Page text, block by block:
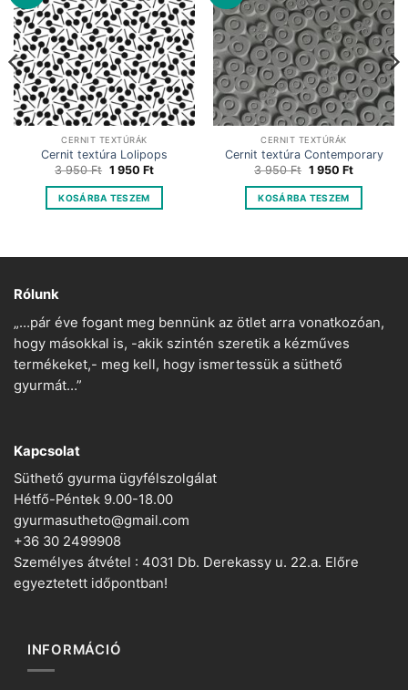
CERNIT TEXTÚRÁK
Cernit textúra Lolipops
3 950Ft Original
was:
3
950 Ft.
1 950 FtCurrent
is:
950 Ft.
KOSÁRBA TESZEM
CERNIT TEXTÚRÁK
Cernit textúra Contemporary
3 950Ft Original
was:
3
950 Ft.
1 950 FtCurrent
is:
950 Ft.
KOSÁRBA TESZEM
Rólunk
„…pár éve fogant meg bennünk az ötlet arra vonatkozóan,
hogy másokkal is, -akik szintén szeretik a kézműves
termékeket,- meg kell, hogy ismertessük a süthető
gyurmát…”
Kapcsolat
Süthető gyurma ügyfélszolgálat
Hétfő-Péntek 9.00-18.00
gyurmasutheto@gmail.com
+36 30 2499908
Személyes átvétel : 4031 Db. Derekassy u. 22.a. Előre
egyeztetett időpontban!
INFORMÁCIÓ